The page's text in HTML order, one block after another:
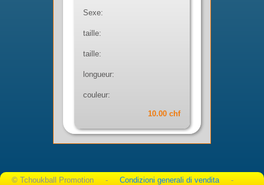
Sexe:
taille:
taille:
longueur:
couleur:
10.00 chf
© Tchoukball Promotion - Condizioni generali di vendita -